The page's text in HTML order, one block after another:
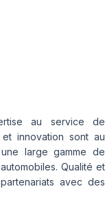
au service de
et innovation sont au
large gamme de
Qualité et
avec des